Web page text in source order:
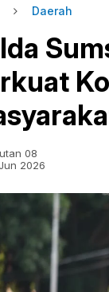
Daerah
08
2026